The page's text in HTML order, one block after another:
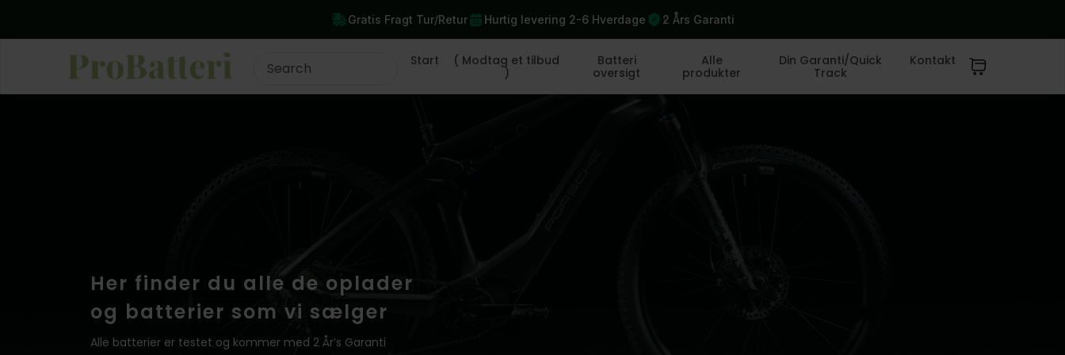
Gratis Fragt Tur/Retur Hurtig levering 2-6 Hverdage 2 Års Garanti
Start
( Modtag et tilbud
)
Batteri
oversigt
Alle
produkter
Din Garanti/Quick
Track
Kontakt
Her finder du alle de oplader
og batterier som vi sælger
Alle batterier er testet og kommer med 2 År’s Garanti